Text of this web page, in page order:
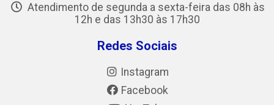
Atendimento de segunda a sexta-feira das 08h às
12h e das 13h30 às 17h30
Redes Sociais
Instagram
Facebook